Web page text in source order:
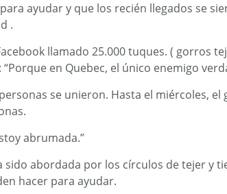
ayudar y que los recién llegados se
.
llamado 25.000 tuques. ( gorros
“Porque en Quebec, el único enemigo
se unieron. Hasta el miércoles, el
abrumada.”
sido abordada por los círculos de tejer y
hacer para ayudar.